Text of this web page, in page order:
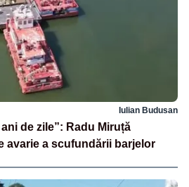
Iulian Budusan
de zile”: Radu Miruță
avarie a scufundării barjelor